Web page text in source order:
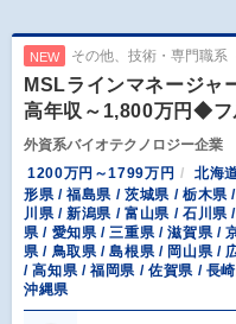
NEW その他、技術・専門職系
MSLラインマネージ
高年収～1,800万円◆フ
外資系バイオテクノロジー企業
1200万円～1799万円
北海
形県 / 福島県 / 茨城県 / 栃木県
川県 / 新潟県 / 富山県 / 石川県
県 / 愛知県 / 三重県 / 滋賀県 /
県 / 鳥取県 / 島根県 / 岡山県 /
/ 高知県 / 福岡県 / 佐賀県 / 長
沖縄県